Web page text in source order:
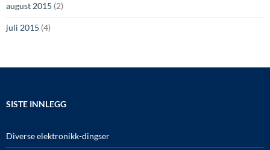
august 2015 (2)
juli 2015 (4)
SISTE INNLEGG
Diverse elektronikk-dingser